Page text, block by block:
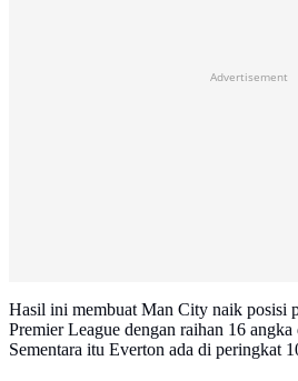
Advertisement
Hasil ini membuat Man City naik posisi
Premier League dengan raihan 16
Sementara itu Everton ada di peringkat